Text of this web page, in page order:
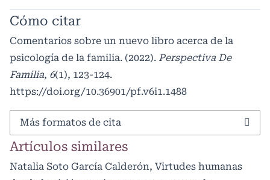
Cómo citar
Comentarios sobre un nuevo libro acerca de la
psicología de la familia. (2022). Perspectiva De
Familia, 6(1), 123-124.
https://doi.org/10.36901/pf.v6i1.1488
Más formatos de cita
Artículos similares
Natalia Soto García Calderón, Virtudes humanas